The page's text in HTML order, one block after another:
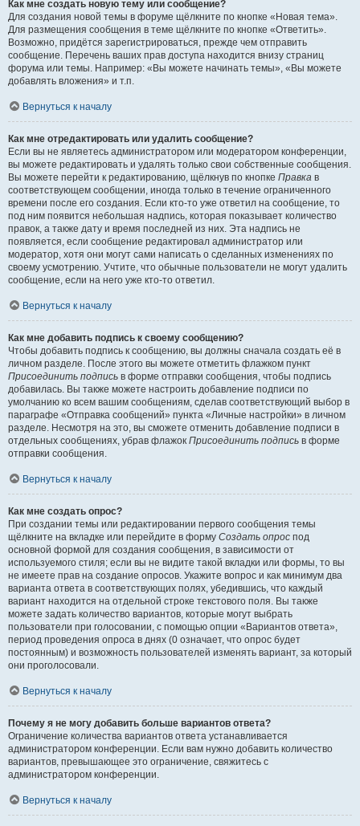
Как мне создать новую тему или сообщение?
Для создания новой темы в форуме щёлкните по кнопке «Новая тема».
Для размещения сообщения в теме щёлкните по кнопке «Ответить».
Возможно, придётся зарегистрироваться, прежде чем отправить
сообщение. Перечень ваших прав доступа находится внизу страниц
форума или темы. Например: «Вы можете начинать темы», «Вы можете
добавлять вложения» и т.п.
Вернуться к началу
Как мне отредактировать или удалить сообщение?
Если вы не являетесь администратором или модератором конференции,
вы можете редактировать и удалять только свои собственные сообщения.
Вы можете перейти к редактированию, щёлкнув по кнопке Правка в
соответствующем сообщении, иногда только в течение ограниченного
времени после его создания. Если кто-то уже ответил на сообщение, то
под ним появится небольшая надпись, которая показывает количество
правок, а также дату и время последней из них. Эта надпись не
появляется, если сообщение редактировал администратор или
модератор, хотя они могут сами написать о сделанных изменениях по
своему усмотрению. Учтите, что обычные пользователи не могут удалить
сообщение, если на него уже кто-то ответил.
Вернуться к началу
Как мне добавить подпись к своему сообщению?
Чтобы добавить подпись к сообщению, вы должны сначала создать её в
личном разделе. После этого вы можете отметить флажком пункт
Присоединить подпись в форме отправки сообщения, чтобы подпись
добавилась. Вы также можете настроить добавление подписи по
умолчанию ко всем вашим сообщениям, сделав соответствующий выбор в
параграфе «Отправка сообщений» пункта «Личные настройки» в личном
разделе. Несмотря на это, вы сможете отменить добавление подписи в
отдельных сообщениях, убрав флажок Присоединить подпись в форме
отправки сообщения.
Вернуться к началу
Как мне создать опрос?
При создании темы или редактировании первого сообщения темы
щёлкните на вкладке или перейдите в форму Создать опрос под
основной формой для создания сообщения, в зависимости от
используемого стиля; если вы не видите такой вкладки или формы, то вы
не имеете прав на создание опросов. Укажите вопрос и как минимум два
варианта ответа в соответствующих полях, убедившись, что каждый
вариант находится на отдельной строке текстового поля. Вы также
можете задать количество вариантов, которые могут выбрать
пользователи при голосовании, с помощью опции «Вариантов ответа»,
период проведения опроса в днях (0 означает, что опрос будет
постоянным) и возможность пользователей изменять вариант, за который
они проголосовали.
Вернуться к началу
Почему я не могу добавить больше вариантов ответа?
Ограничение количества вариантов ответа устанавливается
администратором конференции. Если вам нужно добавить количество
вариантов, превышающее это ограничение, свяжитесь с
администратором конференции.
Вернуться к началу